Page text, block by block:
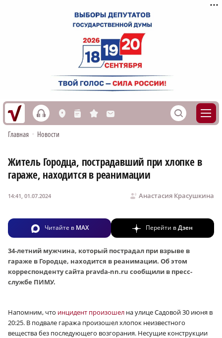
h L n s M S
Главная • Новости
Житель Городца, пострадавший при хлопке в
гараже, находится в реанимации
Анастасия Красушкина
14:41, 01.07.2024
Читайте в MAX Перейти вДзен
34-летний мужчина, который пострадал при взрыве в
гараже в Городце, находится в реанимации. Об этом
корреспонденту сайта pravda-nn.ru сообщили в пресс-
службе ПИМУ.
Напомним, что инцидент произошел на улице Садовой 30 июня в
20:25. В подвале гаража произошел хлопок неизвестного
вещества без последующего возгорания. Несущие конструкции